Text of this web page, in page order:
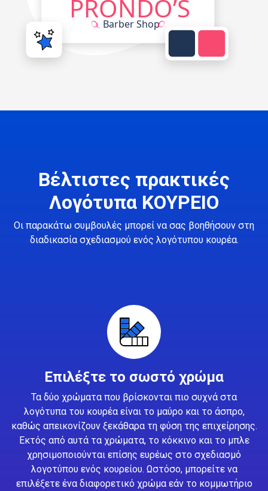
Βέλτιστες πρακτικές
Λογότυπα ΚΟΥΡΕΙΟ
Οι παρακάτω συμβουλές μπορεί να σας βοηθήσουν στη
διαδικασία σχεδιασμού ενός λογότυπου κουρέα.
Επιλέξτε το σωστό χρώμα
Τα δύο χρώματα που βρίσκονται πιο συχνά στα
λογότυπα του κουρέα είναι το μαύρο και το άσπρο,
καθώς απεικονίζουν ξεκάθαρα τη φύση της επιχείρησης.
Εκτός από αυτά τα χρώματα, το κόκκινο και το μπλε
χρησιμοποιούνται επίσης ευρέως στο σχεδιασμό
λογοτύπου ενός κουρείου. Ωστόσο, μπορείτε να
επιλέξετε ένα διαφορετικό χρώμα εάν το κομμωτήριο